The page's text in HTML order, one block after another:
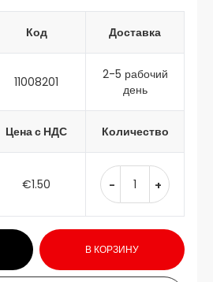
Код Доставка
11008201
2-5 рабочий
день
Цена с НДС Количество
€1.50 - +
В КОРЗИНУ